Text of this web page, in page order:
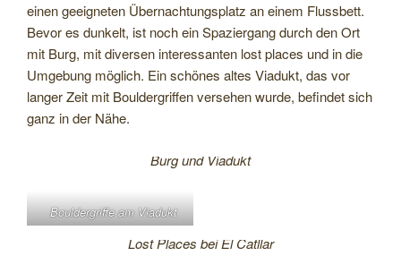
einen geeigneten Übernachtungsplatz an einem Flussbett.
Bevor es dunkelt, ist noch ein Spaziergang durch den Ort
mit Burg, mit diversen interessanten lost places und in die
Umgebung möglich. Ein schönes altes Viadukt, das vor
langer Zeit mit Bouldergriffen versehen wurde, befindet sich
ganz in der Nähe.
Burg und Viadukt
Bouldergriffe am Viadukt
Lost Places bei El Catllar